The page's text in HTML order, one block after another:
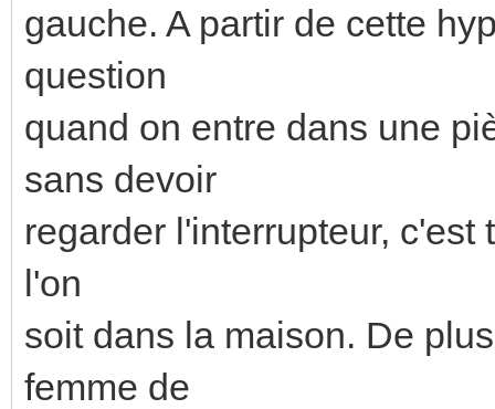
gauche. A partir de cette
question
quand on entre dans une
sans devoir
regarder l'interrupteur,
l'on
soit dans la maison. De
femme de